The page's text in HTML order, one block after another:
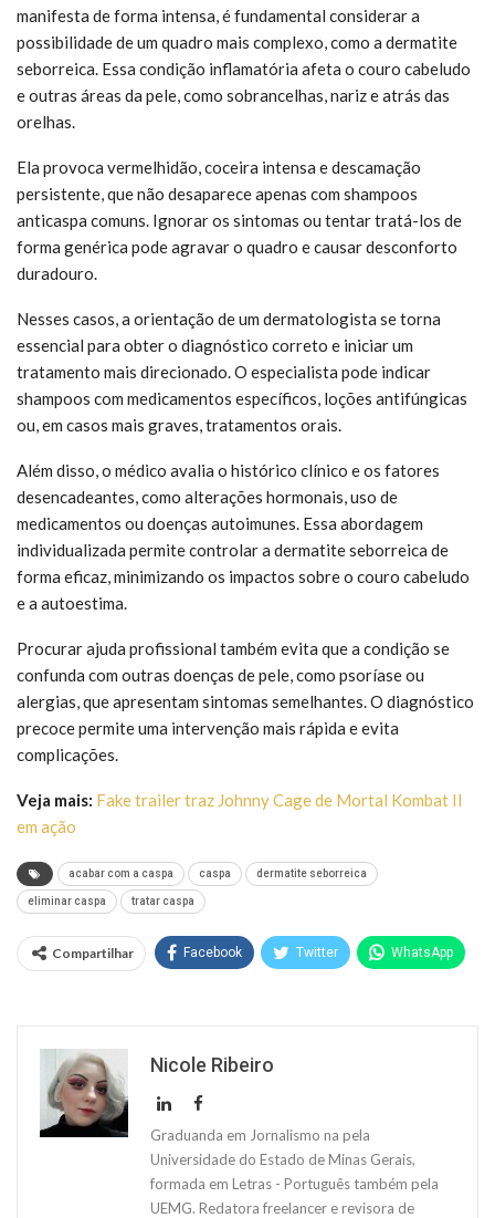
manifesta de forma intensa, é fundamental considerar a
possibilidade de um quadro mais complexo, como a dermatite
seborreica. Essa condição inflamatória afeta o couro cabeludo
e outras áreas da pele, como sobrancelhas, nariz e atrás das
orelhas.
Ela provoca vermelhidão, coceira intensa e descamação
persistente, que não desaparece apenas com shampoos
anticaspa comuns. Ignorar os sintomas ou tentar tratá-los de
forma genérica pode agravar o quadro e causar desconforto
duradouro.
Nesses casos, a orientação de um dermatologista se torna
essencial para obter o diagnóstico correto e iniciar um
tratamento mais direcionado. O especialista pode indicar
shampoos com medicamentos específicos, loções antifúngicas
ou, em casos mais graves, tratamentos orais.
Além disso, o médico avalia o histórico clínico e os fatores
desencadeantes, como alterações hormonais, uso de
medicamentos ou doenças autoimunes. Essa abordagem
individualizada permite controlar a dermatite seborreica de
forma eficaz, minimizando os impactos sobre o couro cabeludo
e a autoestima.
Procurar ajuda profissional também evita que a condição se
confunda com outras doenças de pele, como psoríase ou
alergias, que apresentam sintomas semelhantes. O diagnóstico
precoce permite uma intervenção mais rápida e evita
complicações.
Veja mais: Fake trailer traz Johnny Cage de Mortal Kombat II
em ação
acabar com a caspa caspa dermatite seborreica
eliminar caspa tratar caspa
Compartilhar Facebook Twitter WhatsApp
Nicole Ribeiro
Graduanda em Jornalismo na pela
Universidade do Estado de Minas Gerais,
formada em Letras - Português também pela
UEMG. Redatora freelancer e revisora de